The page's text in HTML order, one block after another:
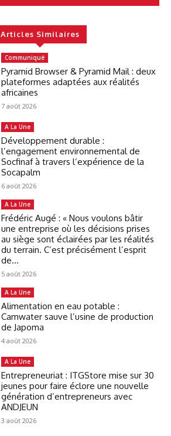
Articles Similaires
Communiqué
Pyramid Browser & Pyramid Mail : deux
plateformes adaptées aux réalités
africaines
7 août 2026
A La Une
Développement durable :
l’engagement environnemental de
Socfinaf à travers l’expérience de la
Socapalm
6 août 2026
A La Une
Frédéric Augé : « Nous voulons bâtir
une entreprise où les décisions prises
au siège sont éclairées par les réalités
du terrain. C’est précisément l’esprit
de...
5 août 2026
A La Une
Alimentation en eau potable :
Camwater sauve l’usine de production
de Japoma
4 août 2026
A La Une
Entrepreneuriat : ITGStore mise sur 30
jeunes pour faire éclore une nouvelle
génération d’entrepreneurs avec
ANDJEUN
3 août 2026